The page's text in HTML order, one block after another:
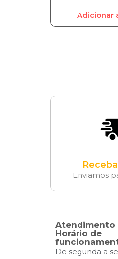
Adicionar
Enviamos
Atendimento
Horário de
De segunda a